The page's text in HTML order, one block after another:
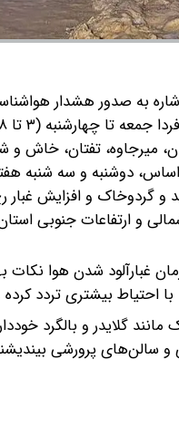
میرجاوه، تفتان، خاش
دوشنبه و سه شنبه
گردوخاک و افزایش غبار
و ارتفاعات جنوبی
غبارآلود شدن هوا نکات
احتیاط بیشتری تردد
گلایدر و بالگرد
و سالن‌های پرورشی